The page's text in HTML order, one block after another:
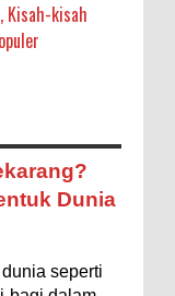
Kisah-kisah
Bumi
Filsafat
Ilmiah
Mencetak
Kaya?
pertanyaan itu
Dunia
seperti